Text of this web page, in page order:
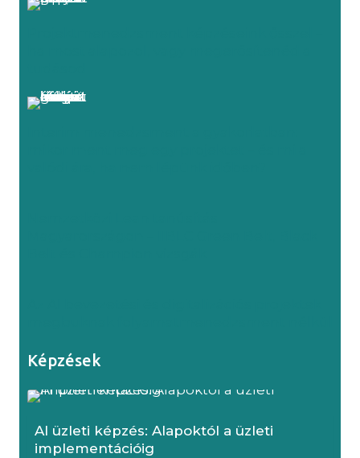
Képzések
AI üzleti képzés: Alapoktól a üzleti
implementációig